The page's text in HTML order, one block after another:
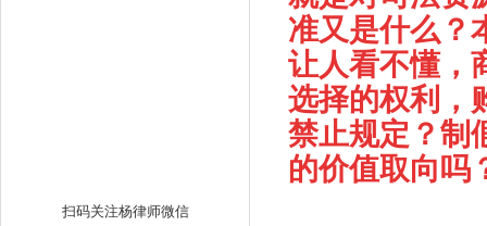
扫码关注杨律师微信
准又是什么？
让人看不懂，
选择的权利，
禁止规定？制
的价值取向吗